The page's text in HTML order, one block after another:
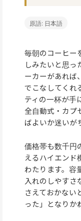
原語: 日本語
毎朝のコーヒー
しみたいと思っ
ーカーがあれば
でこなしてくれ
ティの一杯が手
全自動式・カプ
ばよいか迷いが
価格帯も数千円
えるハイエンド
わたります。容
入れのしやすさ
さえておかない
った」となりか